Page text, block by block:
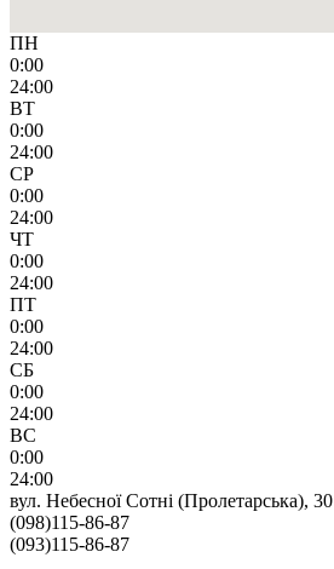
ПН
0:00
24:00
ВТ
0:00
24:00
СР
0:00
24:00
ЧТ
0:00
24:00
ПТ
0:00
24:00
СБ
0:00
24:00
ВС
0:00
24:00
вул. Небесної Сотні (Пролетарська), 30
(098)115-86-87
(093)115-86-87